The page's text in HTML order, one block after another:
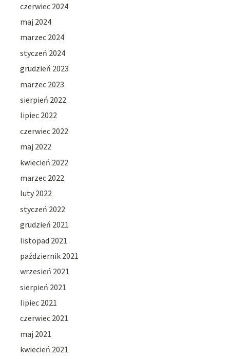
czerwiec 2024
maj 2024
marzec 2024
styczeń 2024
grudzień 2023
marzec 2023
sierpień 2022
lipiec 2022
czerwiec 2022
maj 2022
kwiecień 2022
marzec 2022
luty 2022
styczeń 2022
grudzień 2021
listopad 2021
październik 2021
wrzesień 2021
sierpień 2021
lipiec 2021
czerwiec 2021
maj 2021
kwiecień 2021